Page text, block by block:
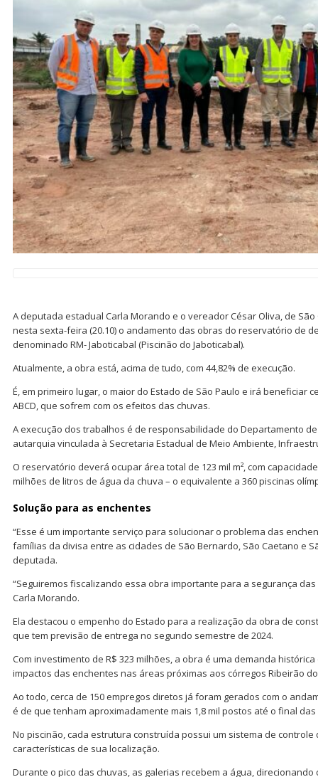
A deputada estadual Carla Morando e o vereador César Oliva, de
nesta sexta-feira (20.10) o andamento das obras do reservatório de
denominado RM- Jaboticabal (Piscinão do Jaboticabal).
Atualmente, a obra está, acima de tudo, com 44,82% de execução.
É, em primeiro lugar, o maior do Estado de São Paulo e irá beneficiar
ABCD, que sofrem com os efeitos das chuvas.
A execução dos trabalhos é de responsabilidade do Departamento de
autarquia vinculada à Secretaria Estadual de Meio Ambiente,
O reservatório deverá ocupar área total de 123 mil m², com
milhões de litros de água da chuva – o equivalente a 360 piscinas
Solução para as enchentes
“Esse é um importante serviço para solucionar o problema das
famílias da divisa entre as cidades de São Bernardo, São Caetano e
deputada.
“Seguiremos fiscalizando essa obra importante para a segurança
Carla Morando.
Ela destacou o empenho do Estado para a realização da obra de
que tem previsão de entrega no segundo semestre de 2024.
Com investimento de R$ 323 milhões, a obra é uma demanda
impactos das enchentes nas áreas próximas aos córregos Ribeirão
Ao todo, cerca de 150 empregos diretos já foram gerados com o
é de que tenham aproximadamente mais 1,8 mil postos até o final
No piscinão, cada estrutura construída possui um sistema de
características de sua localização.
Durante o pico das chuvas, as galerias recebem a água,